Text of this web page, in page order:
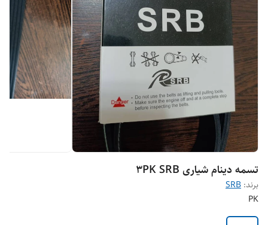
تسمه دینام شیاری 3PK SRB
برند: SRB
PK